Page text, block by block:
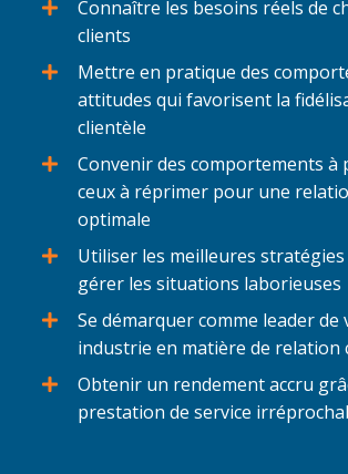
Connaître les besoins réels de
clients
Mettre en pratique des
attitudes qui favorisent la
clientèle
Convenir des comportements à
ceux à réprimer pour une
optimale
Utiliser les meilleures
gérer les situations laborieuses
Se démarquer comme leader de
industrie en matière de relation
Obtenir un rendement accru
prestation de service